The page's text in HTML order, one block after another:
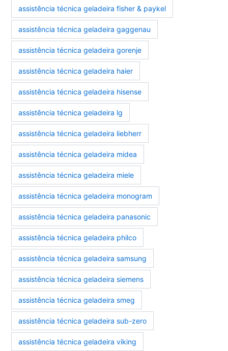
assistência técnica geladeira fisher & paykel
assistência técnica geladeira gaggenau
assistência técnica geladeira gorenje
assistência técnica geladeira haier
assistência técnica geladeira hisense
assistência técnica geladeira lg
assistência técnica geladeira liebherr
assistência técnica geladeira midea
assistência técnica geladeira miele
assistência técnica geladeira monogram
assistência técnica geladeira panasonic
assistência técnica geladeira philco
assistência técnica geladeira samsung
assistência técnica geladeira siemens
assistência técnica geladeira smeg
assistência técnica geladeira sub-zero
assistência técnica geladeira viking